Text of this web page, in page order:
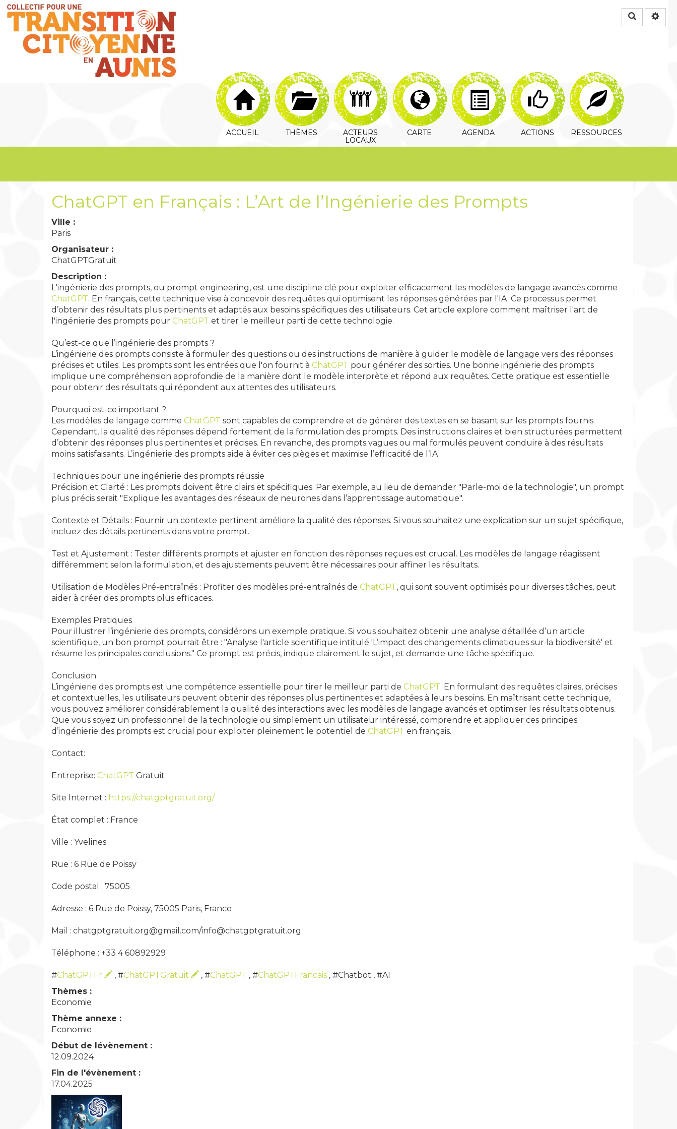
Rechercher
ACCUEIL THÈMES
ACTEURS
LOCAUX
CARTE AGENDA ACTIONS RESSOURCES
ChatGPT en Français : L’Art de l’Ingénierie des Prompts
Ville :
Paris
Organisateur :
ChatGPTGratuit
Description :
L'ingénierie des prompts, ou prompt engineering, est une discipline clé pour exploiter efficacement les modèles de langage avancés comme
ChatGPT. En français, cette technique vise à concevoir des requêtes qui optimisent les réponses générées par l'IA. Ce processus permet
d’obtenir des résultats plus pertinents et adaptés aux besoins spécifiques des utilisateurs. Cet article explore comment maîtriser l'art de
l'ingénierie des prompts pour ChatGPT et tirer le meilleur parti de cette technologie.
Qu’est-ce que l’ingénierie des prompts ?
L’ingénierie des prompts consiste à formuler des questions ou des instructions de manière à guider le modèle de langage vers des réponses
précises et utiles. Les prompts sont les entrées que l'on fournit à ChatGPT pour générer des sorties. Une bonne ingénierie des prompts
implique une compréhension approfondie de la manière dont le modèle interprète et répond aux requêtes. Cette pratique est essentielle
pour obtenir des résultats qui répondent aux attentes des utilisateurs.
Pourquoi est-ce important ?
Les modèles de langage comme ChatGPT sont capables de comprendre et de générer des textes en se basant sur les prompts fournis.
Cependant, la qualité des réponses dépend fortement de la formulation des prompts. Des instructions claires et bien structurées permettent
d’obtenir des réponses plus pertinentes et précises. En revanche, des prompts vagues ou mal formulés peuvent conduire à des résultats
moins satisfaisants. L’ingénierie des prompts aide à éviter ces pièges et maximise l’efficacité de l’IA.
Techniques pour une ingénierie des prompts réussie
Précision et Clarté : Les prompts doivent être clairs et spécifiques. Par exemple, au lieu de demander "Parle-moi de la technologie", un prompt
plus précis serait "Explique les avantages des réseaux de neurones dans l’apprentissage automatique".
Contexte et Détails : Fournir un contexte pertinent améliore la qualité des réponses. Si vous souhaitez une explication sur un sujet spécifique,
incluez des détails pertinents dans votre prompt.
Test et Ajustement : Tester différents prompts et ajuster en fonction des réponses reçues est crucial. Les modèles de langage réagissent
différemment selon la formulation, et des ajustements peuvent être nécessaires pour affiner les résultats.
Utilisation de Modèles Pré-entraînés : Profiter des modèles pré-entraînés de ChatGPT, qui sont souvent optimisés pour diverses tâches, peut
aider à créer des prompts plus efficaces.
Exemples Pratiques
Pour illustrer l’ingénierie des prompts, considérons un exemple pratique. Si vous souhaitez obtenir une analyse détaillée d’un article
scientifique, un bon prompt pourrait être : "Analyse l'article scientifique intitulé 'L’impact des changements climatiques sur la biodiversité' et
résume les principales conclusions." Ce prompt est précis, indique clairement le sujet, et demande une tâche spécifique.
Conclusion
L’ingénierie des prompts est une compétence essentielle pour tirer le meilleur parti de ChatGPT. En formulant des requêtes claires, précises
et contextuelles, les utilisateurs peuvent obtenir des réponses plus pertinentes et adaptées à leurs besoins. En maîtrisant cette technique,
vous pouvez améliorer considérablement la qualité des interactions avec les modèles de langage avancés et optimiser les résultats obtenus.
Que vous soyez un professionnel de la technologie ou simplement un utilisateur intéressé, comprendre et appliquer ces principes
d’ingénierie des prompts est crucial pour exploiter pleinement le potentiel de ChatGPT en français.
Contact:
Entreprise: ChatGPT Gratuit
Site Internet : https://chatgptgratuit.org/
État complet : France
Ville : Yvelines
Rue : 6 Rue de Poissy
Code postal : 75005
Adresse : 6 Rue de Poissy, 75005 Paris, France
Mail : chatgptgratuit.org@gmail.com/info@chatgptgratuit.org
Téléphone : +33 4 60892929
#ChatGPTFr , #ChatGPTGratuit , #ChatGPT , #ChatGPTFrancais , #Chatbot , #AI
Thèmes :
Economie
Thème annexe :
Economie
Début de lévènement :
12.09.2024
Fin de l'évènement :
17.04.2025